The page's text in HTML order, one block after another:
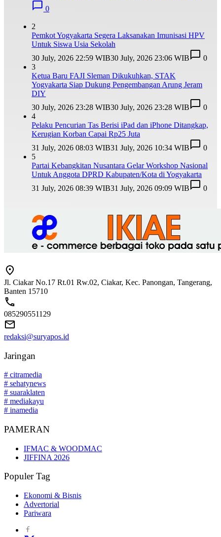
0
2
Pemkot Yogyakarta Segera Laksanakan Imunisasi HPV
Untuk Siswa Usia Sekolah
30 July, 2026 22:59 WIB30 July, 2026 23:06 WIB
0
3
Ketua Baru FAJI Sleman Dikukuhkan, STAK
Yogyakarta Siap Dukung Pengembangan Arung Jeram
DIY
30 July, 2026 23:28 WIB30 July, 2026 23:28 WIB
0
4
Pelaku Pencurian Tas Berisi iPad dan iPhone Ditangkap,
Kerugian Korban Capai Rp25 Juta
31 July, 2026 08:03 WIB31 July, 2026 10:34 WIB
0
5
Partai Kebangkitan Nusantara Gelar Workshop Nasional
Untuk Anggota DPRD Kabupaten/Kota di Yogyakarta
31 July, 2026 08:39 WIB31 July, 2026 09:09 WIB 0
Jl. Ciakar No.17 Rt.01 Rw.02, Ciakar, Kec. Panongan, Tangerang,
Banten 15710
085290551129
redaksi@suryapos.id
Jaringan
# citramedia
# sehatynews
# suaraklaten
# mediakayu
# inamedia
PAMERAN
IFMAC & WOODMAC
JIFFINA 2026
Populer Tag
Ekonomi & Bisnis
Advertorial
Pariwara